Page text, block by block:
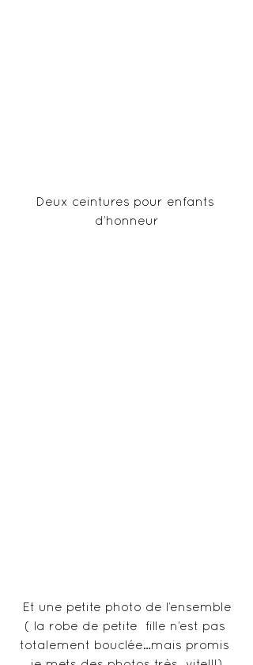
Deux ceintures pour enfants
d’honneur
( la robe de petite  fille n’est pas
totalement bouclée…mais promis